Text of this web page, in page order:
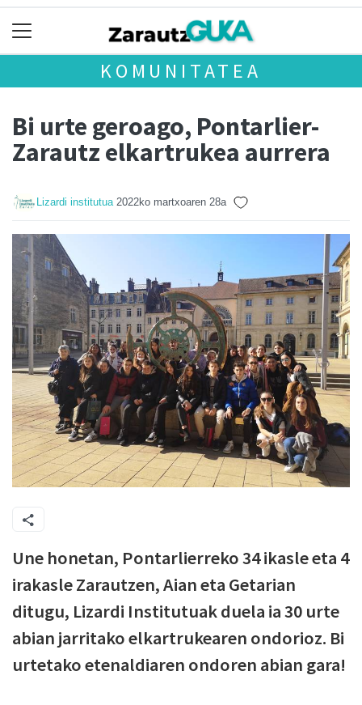
KOMUNITATEA
Bi urte geroago, Pontarlier-
Zarautz elkartrukea aurrera
Lizardi institutua 2022ko martxoaren 28a
Une honetan, Pontarlierreko 34 ikasle eta 4
irakasle Zarautzen, Aian eta Getarian
ditugu, Lizardi Institutuak duela ia 30 urte
abian jarritako elkartrukearen ondorioz. Bi
urtetako etenaldiaren ondoren abian gara!